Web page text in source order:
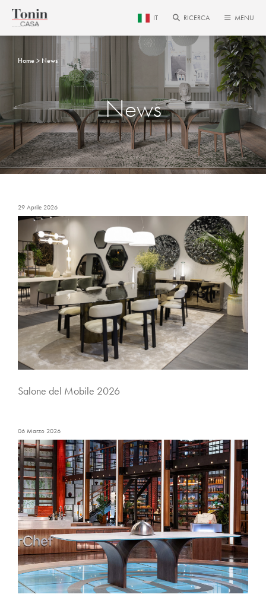
IT RICERCA MENU
Home News
News
29 Aprile 2026
Salone del Mobile 2026
06 Marzo 2026